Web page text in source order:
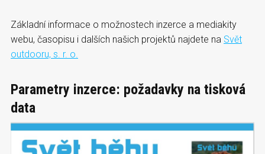
Základní informace o možnostech inzerce a mediakity
webu, časopisu i dalších našich projektů najdete na Svět
outdooru, s. r. o.
Parametry inzerce: požadavky na tisková
data